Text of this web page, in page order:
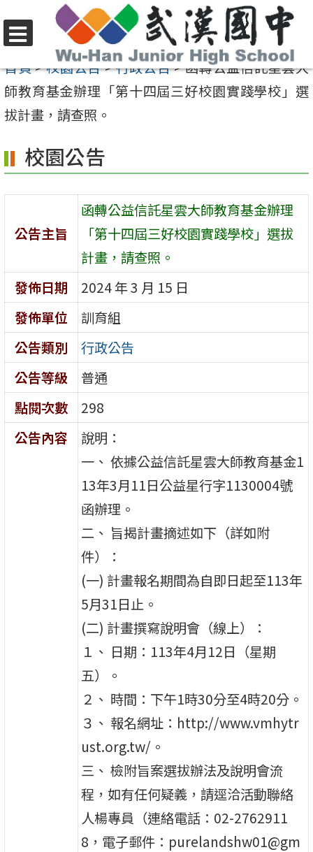
至
要
內
區
選
單
首頁>校園公告>行政公告>函轉公益信託星雲大
師教育基金辦理「第十四屆三好校園實踐學校」選
拔計畫，請查照。
校園公告
公告主旨
函轉公益信託星雲大師教育基金辦理
「第十四屆三好校園實踐學校」選拔
計畫，請查照。
發佈日期
2024 年 3 月 15 日
發佈單位
訓育組
公告類別
行政公告
公告等級
普通
點閱次數
298
公告內容
說明：
一、 依據公益信託星雲大師教育基金1
13年3月11日公益星行字1130004號
函辦理。
二、 旨揭計畫摘述如下（詳如附
件）：
(一) 計畫報名期間為自即日起至113年
5月31日止。
(二) 計畫撰寫說明會（線上）：
１、 日期：113年4月12日（星期
五）。
２、 時間：下午1時30分至4時20分。
３、 報名網址：http://www.vmhytr
ust.org.tw/。
三、 檢附旨案選拔辦法及說明會流
程，如有任何疑義，請逕洽活動聯絡
人楊專員（連絡電話：02-2762911
8，電子郵件：purelandshw01@gm